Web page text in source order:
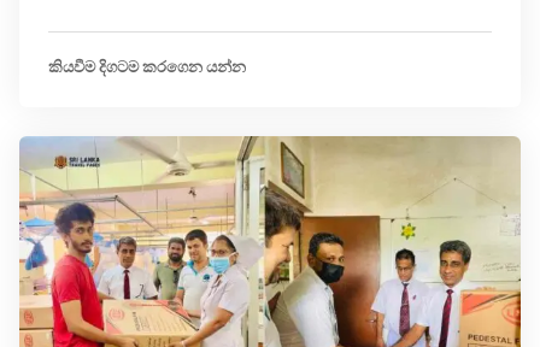
කියවීම දිගටම කරගෙන යන්න